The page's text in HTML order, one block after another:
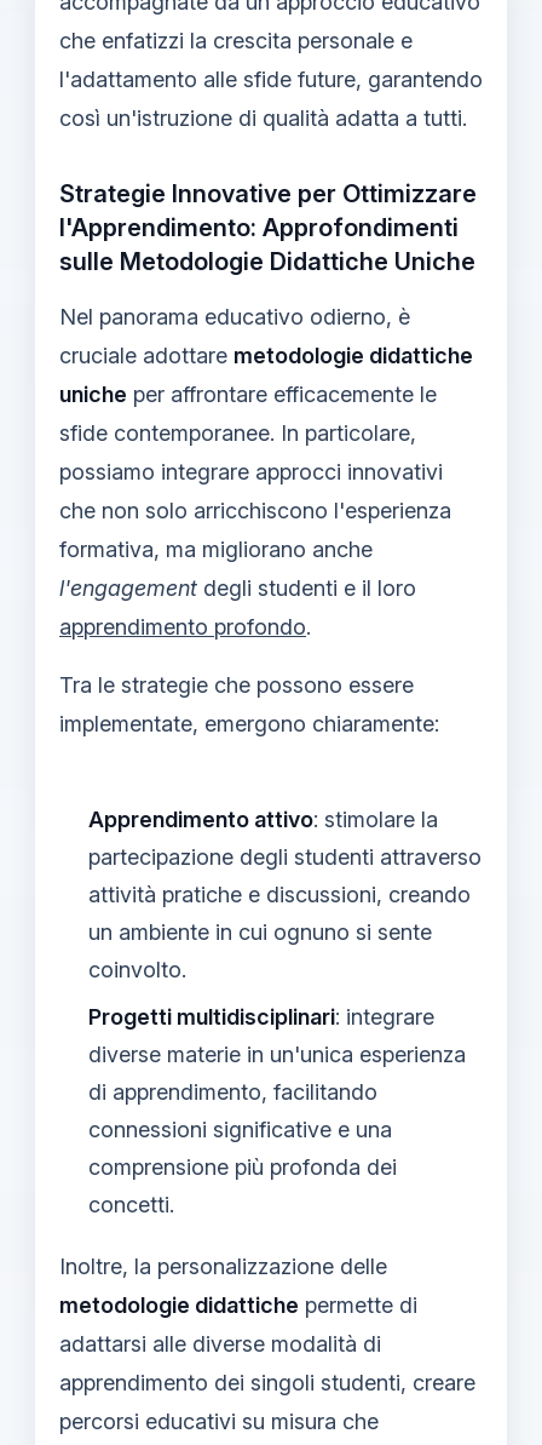
che enfatizzi la crescita personale e
l'adattamento alle sfide future, garantendo
così un'istruzione di qualità adatta a tutti.
Strategie Innovative per Ottimizzare
l'Apprendimento: Approfondimenti
sulle Metodologie Didattiche Uniche
Nel panorama educativo odierno, è
cruciale adottare metodologie didattiche
uniche per affrontare efficacemente le
sfide contemporanee. In particolare,
possiamo integrare approcci innovativi
che non solo arricchiscono l'esperienza
formativa, ma migliorano anche
l'engagement degli studenti e il loro
apprendimento profondo.
Tra le strategie che possono essere
implementate, emergono chiaramente:
Apprendimento attivo: stimolare la
partecipazione degli studenti attraverso
attività pratiche e discussioni, creando
un ambiente in cui ognuno si sente
coinvolto.
Progetti multidisciplinari: integrare
diverse materie in un'unica esperienza
di apprendimento, facilitando
connessioni significative e una
comprensione più profonda dei
concetti.
Inoltre, la personalizzazione delle
metodologie didattiche permette di
adattarsi alle diverse modalità di
apprendimento dei singoli studenti, creare
percorsi educativi su misura che